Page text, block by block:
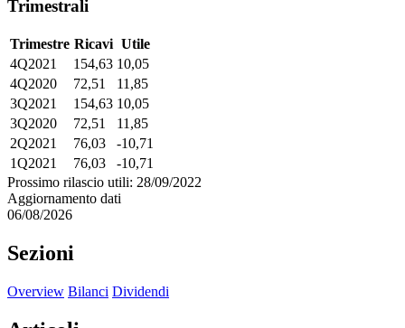
Trimestrali
Trimestre Ricavi Utile
4Q2021
154,63 10,05
4Q2020
72,51
11,85
3Q2021
154,63 10,05
3Q2020
72,51
11,85
2Q2021
76,03
-10,71
1Q2021
76,03
-10,71
Prossimo rilascio utili: 28/09/2022
Aggiornamento dati
06/08/2026
Sezioni
Overview Bilanci Dividendi